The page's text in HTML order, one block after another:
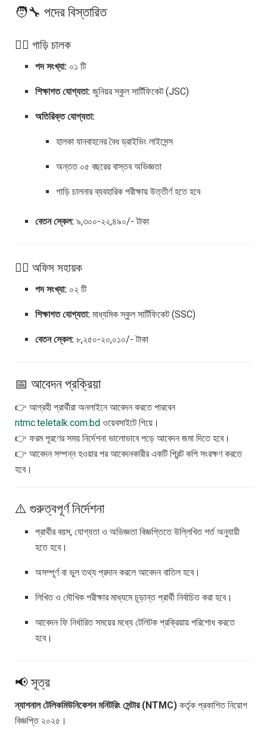
🧑‍🔧 পদের বিস্তারিত
১️⃣ গাড়ি চালক
পদ সংখ্যা: ০১ টি
শিক্ষাগত যোগ্যতা: জুনিয়র স্কুল সার্টিফিকেট (JSC)
অতিরিক্ত যোগ্যতা:
হালকা যানবাহনের বৈধ ড্রাইভিং লাইসেন্স
অন্তত ০৫ বছরের বাস্তব অভিজ্ঞতা
গাড়ি চালনার ব্যবহারিক পরীক্ষায় উত্তীর্ণ হতে হবে
বেতন স্কেল: ৯,৩০০-২২,৪৯০/- টাকা
২️⃣ অফিস সহায়ক
পদ সংখ্যা: ০২ টি
শিক্ষাগত যোগ্যতা: মাধ্যমিক স্কুল সার্টিফিকেট (SSC)
বেতন স্কেল: ৮,২৫০-২০,০১০/- টাকা
📅 আবেদন প্রক্রিয়া
👉 আগ্রহী প্রার্থীরা অনলাইনে আবেদন করতে পারবেন
ntmc.teletalk.com.bd ওয়েবসাইটে গিয়ে।
👉 ফরম পূরণের সময় নির্দেশনা ভালোভাবে পড়ে আবেদন জমা দিতে হবে।
👉 আবেদন সম্পন্ন হওয়ার পর আবেদনকারীর একটি প্রিন্ট কপি সংরক্ষণ করতে
হবে।
⚠️ গুরুত্বপূর্ণ নির্দেশনা
প্রার্থীর বয়স, যোগ্যতা ও অভিজ্ঞতা বিজ্ঞপ্তিতে উল্লিখিত শর্ত অনুযায়ী
হতে হবে।
অসম্পূর্ণ বা ভুল তথ্য প্রদান করলে আবেদন বাতিল হবে।
লিখিত ও মৌখিক পরীক্ষার মাধ্যমে চূড়ান্ত প্রার্থী নির্বাচিত করা হবে।
আবেদন ফি নির্ধারিত সময়ের মধ্যে টেলিটক প্রক্রিয়ায় পরিশোধ করতে
হবে।
📢 সূত্র
ন্যাশনাল টেলিকমিউনিকেশন মনিটরিং সেন্টার (NTMC) কর্তৃক প্রকাশিত নিয়োগ
বিজ্ঞপ্তি ২০২৫।